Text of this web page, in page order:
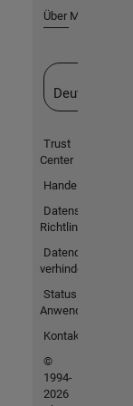
Über MathWorks
Deutschland
Trust
Center
Handelsmarken
Datenschutz-
Richtlinien
Datendiebstahl
verhindern
Status von
Anwendungen
Kontakt
©
1994-
2026